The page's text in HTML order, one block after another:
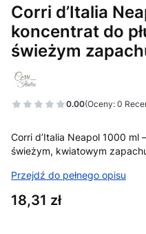
Corri d’Italia
koncentrat do
świeżym
0.00(Oceny: 0
Przejdź do
Corri d’Italia Neapol 1000 ml
świeżym, kwiatowym
Przejdź do pełnego opisu
Cena
18,31 zł